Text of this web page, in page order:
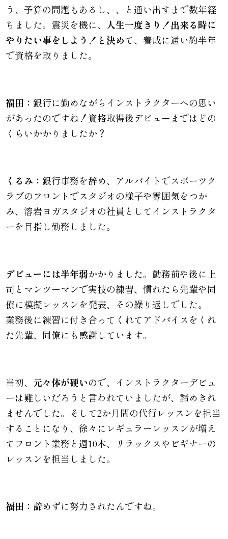
う、予算の問題もあるし、、と通い出すまで数年経
ちました。震災を機に、 人生一度きり！出来る時に
やりたい事をしよう！と決めて、養成に通い約半年
で資格を取りました。
福田：銀行に勤めながらインストラクターへの思い
があったのですね！資格取得後デビューまではどの
くらいかかりましたか？
くるみ：銀行事務を辞め、アルバイトでスポーツク
ラブのフロントでスタジオの様子や雰囲気をつか
み、溶岩ヨガスタジオの社員としてインストラクタ
ーを目指し勤務しました。
デビューには半年弱かかりました。 勤務前や後に上
司とマンツーマンで実技の練習、慣れたら先輩や同
僚に模擬レッスンを発表、その繰り返しでした。
業務後に練習に付き合ってくれてアドバイスをくれ
た先輩、同僚にも感謝しています。
当初、 元々体が硬いので、インストラクターデビュ
ーは難しいだろうと言われていましたが、諦めきれ
ませんでした。そして2か月間の代行レッスンを担当
することになり、徐々にレギュラーレッスンが増え
てフロント業務と週10本、リラックスやビギナーの
レッスンを担当しました。
福田： 諦めずに努力されたんですね。